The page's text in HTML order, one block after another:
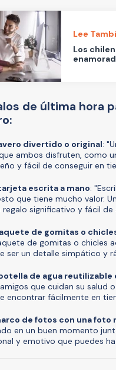
Lee
Los
de última hora
divertido o original:
ambos disfruten, como
y fácil de conseguir en
escrita a mano:
que tiene mucho valor.
regalo significativo y fácil
de gomitas o
de gomitas o chicles
ser un detalle simpático y
de agua reutilizable
que cuidan su salud
encontrar fácilmente en
de fotos con una foto
en un buen momento
y emotivo que puedes